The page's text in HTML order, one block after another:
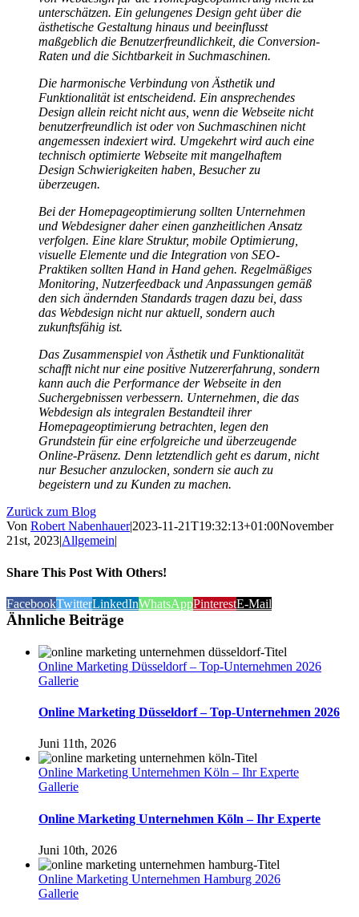
unterschätzen. Ein gelungenes Design geht über die
ästhetische Gestaltung hinaus und beeinflusst
maßgeblich die Benutzerfreundlichkeit, die Conversion-
Raten und die Sichtbarkeit in Suchmaschinen.
Die harmonische Verbindung von Ästhetik und
Funktionalität ist entscheidend. Ein ansprechendes
Design allein reicht nicht aus, wenn die Webseite nicht
benutzerfreundlich ist oder von Suchmaschinen nicht
angemessen indexiert wird. Umgekehrt wird auch eine
technisch optimierte Webseite mit mangelhaftem
Design Schwierigkeiten haben, Besucher zu
überzeugen.
Bei der Homepageoptimierung sollten Unternehmen
und Webdesigner daher einen ganzheitlichen Ansatz
verfolgen. Eine klare Struktur, mobile Optimierung,
visuelle Elemente und die Integration von SEO-
Praktiken sollten Hand in Hand gehen. Regelmäßiges
Monitoring, Nutzerfeedback und Anpassungen gemäß
den sich ändernden Standards tragen dazu bei, dass
das Webdesign nicht nur aktuell, sondern auch
zukunftsfähig ist.
Das Zusammenspiel von Ästhetik und Funktionalität
schafft nicht nur eine positive Nutzererfahrung, sondern
kann auch die Performance der Webseite in den
Suchergebnissen verbessern. Unternehmen, die das
Webdesign als integralen Bestandteil ihrer
Homepageoptimierung betrachten, legen den
Grundstein für eine erfolgreiche und überzeugende
Online-Präsenz. Denn letztendlich geht es darum, nicht
nur Besucher anzulocken, sondern sie auch zu
begeistern und zu Kunden zu machen.
Zurück zum Blog
Von Robert Nabenhauer|2023-11-21T19:32:13+01:00November
21st, 2023|Allgemein|
Share This Post With Others!
FacebookTwitterLinkedInWhatsAppPinterestE-Mail
Ähnliche Beiträge
Online Marketing Düsseldorf – Top-Unternehmen 2026
Gallerie
Online Marketing Düsseldorf – Top-Unternehmen 2026
Juni 11th, 2026
Online Marketing Unternehmen Köln – Ihr Experte
Gallerie
Online Marketing Unternehmen Köln – Ihr Experte
Juni 10th, 2026
Online Marketing Unternehmen Hamburg 2026
Gallerie